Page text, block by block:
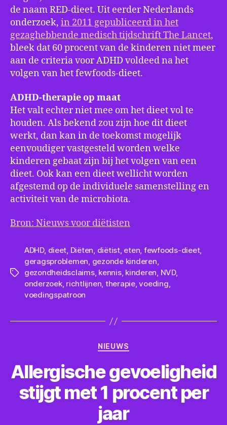
de naam RED-dieet. Uit eerder Nederlands
onderzoek, in 2011 gepubliceerd in het
gezaghebbende medisch tijdschrift The Lancet,
bleek dat 60 procent van de kinderen niet meer
aan de criteria voor ADHD voldeed na het
volgen van het fewfoods-dieet.
ADHD-therapie op maat
Het valt echter niet mee om het dieet vol te
houden. Als bekend zou zijn hoe dit dieet
werkt, dan kan in de toekomst mogelijk
eenvoudiger vastgesteld worden welke
kinderen gebaat zijn bij het volgen van een
dieet. Ook kan een dieet wellicht worden
afgestemd op de individuele samenstelling en
activiteit van de microbiota.
Bron: Nieuws voor diëtisten
Tags
ADHD, dieet, Diëten, diëtist, eten, fewfoods-dieet,
geragsproblemen, gezonde kinderen,
gezondheidsclaims, kennis, kinderen, NVD,
onderzoek, richtlijnen, therapie,voeding,
voedingspatroon
Categorieën
NIEUWS
Allergische gevoeligheid
stijgt met 1 procent per
jaar